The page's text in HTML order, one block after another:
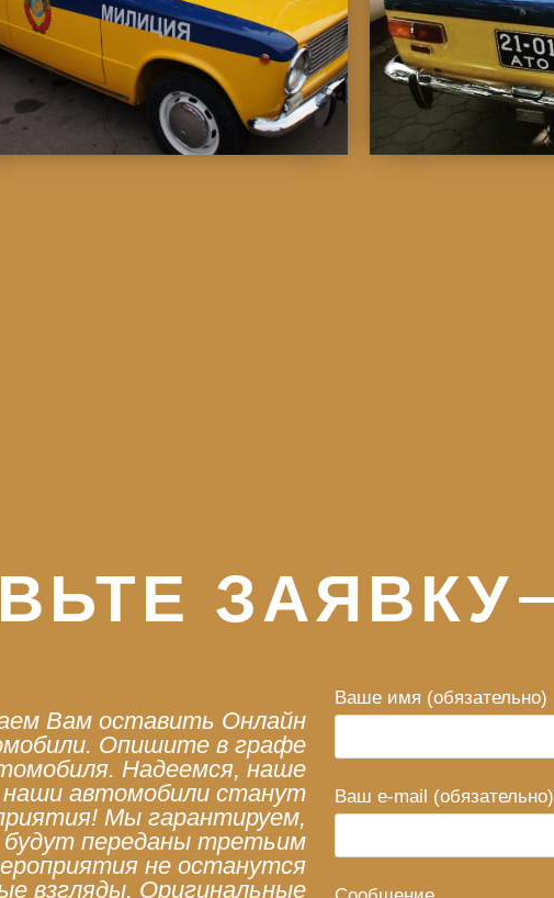
ЗАЯВКУ
Вам оставить Онлайн
Опишите в графе
Надеемся, наше
автомобили станут
Мы гарантируем,
будут переданы третьим
не останутся
взгляды. Оригинальные
Ваше имя (обязательно)
Ваш e-mail (обязательно)